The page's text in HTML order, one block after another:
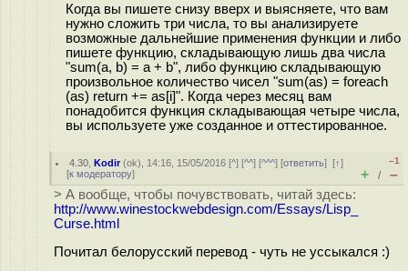
Когда вы пишете снизу вверх и выясняете, что вам
нужно сложить три числа, то вы анализируете
возможные дальнейшие применения функции и либо
пишете функцию, складывающую лишь два числа
"sum(a, b) = a + b", либо функцию складывающую
произвольное количество чисел "sum(as) = foreach
(as) return += as[i]". Когда через месяц вам
понадобится функция складывающая четыре числа,
вы используете уже созданное и оттестированное.
4.30 ,Kodir(ok), 14:16, 15/05/2016 [^] [^^] [^^^] [ответить][↑]
[к модератору]
–1
+ / –
> А вообще, чтобы почувствовать, читай здесь:
http://www.winestockwebdesign.com/Essays/Lisp_
Curse.html
Почитал белорусский перевод - чуть не уссыкался :)